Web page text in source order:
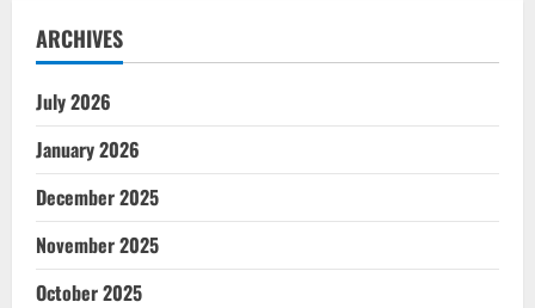
ARCHIVES
July 2026
January 2026
December 2025
November 2025
October 2025